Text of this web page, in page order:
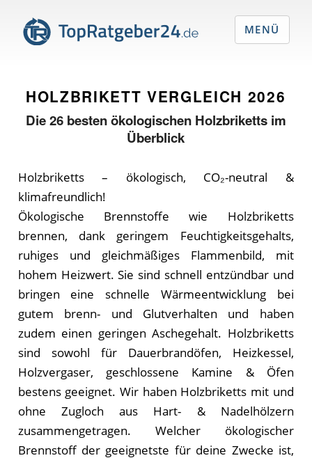
HOLZBRIKETT VERGLEICH 2026
Die26 besten ökologischen Holzbriketts im
Überblick
Holzbriketts – ökologisch, CO₂-neutral &
klimafreundlich!
Ökologische Brennstoffe wie Holzbriketts
brennen, dank geringem Feuchtigkeitsgehalts,
ruhiges und gleichmäßiges Flammenbild, mit
hohem Heizwert. Sie sind schnell entzündbar und
bringen eine schnelle Wärmeentwicklung bei
gutem brenn- und Glutverhalten und haben
zudem einen geringen Aschegehalt. Holzbriketts
sind sowohl für Dauerbrandöfen, Heizkessel,
Holzvergaser, geschlossene Kamine & Öfen
bestens geeignet. Wir haben Holzbriketts mit und
ohne Zugloch aus Hart- & Nadelhölzern
zusammengetragen. Welcher ökologischer
Brennstoff der geeignetste für deine Zwecke ist,
MENÜ